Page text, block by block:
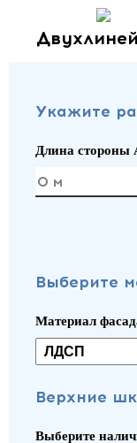
Укажите
Длина стороны
Выберите
Материал
Верхние
Выберите